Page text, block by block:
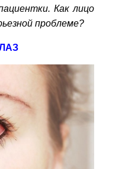
Как лицо
проблеме?